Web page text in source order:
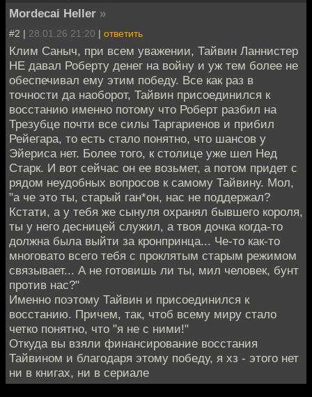
Mordecai Heller »
#2 | 28.01.26 21:20 | ответить
Клим Саныч, при всем уважении, Тайвин Ланнистер
НЕ давал Роберту денег на войну и уж тем более не
обеспечивал ему этим победу. Все как раз в
точности да наоборот, Тайвин присоединился к
восстанию именно потому что Роберт разбил на
Трезубце почти все силы Таргариенов и прибил
Рейегара, то есть стало понятно, что шансов у
Эйериса нет. Более того, к столице уже шел Нед
Старк. И вот сейчас он ее возьмет, а потом придет с
рядом неудобных вопросов к самому Тайвину. Мол,
"а че это ты, старый ган*он, нас не поддержал?
Кстати, а у тебя же сынуля охранял бывшего короля,
ты у него десницей служил, а твоя дочка когда-то
должна была выйти за кронпринца... Че-то как-то
многовато всего тебя с проклятым старым режимом
связывает... А не готовишь ли ты, мил человек, бунт
против нас?"
Именно поэтому Тайвин и присоединился к
восстанию. Причем, так, чтоб всему миру стало
четко понятно, что "я не с ними!"
Откуда вы взяли финансирование восстания
Тайвином и благодаря этому победу, я хз - этого нет
ни в книгах, ни в сериале